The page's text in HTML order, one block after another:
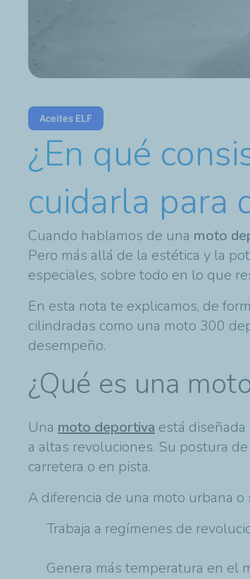
Aceites ELF
¿En qué
cuidarla para
Cuando hablamos de una moto
Pero más allá de la estética y la
especiales, sobre todo en lo que
En esta nota te explicamos, de
cilindradas como una moto 300
desempeño.
¿Qué es una
Una moto deportiva está
a altas revoluciones. Su postura
carretera o en pista.
A diferencia de una moto urbana o
Trabaja a regímenes de
Genera más temperatura en el